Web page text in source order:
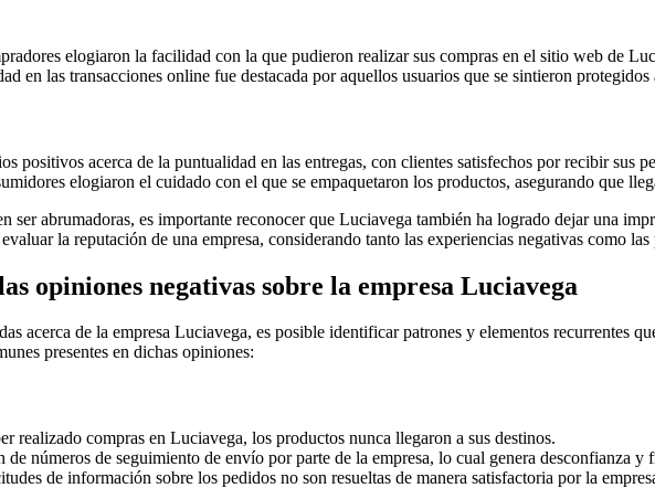
elogiaron la facilidad con la que pudieron realizar sus compras en el sitio web de
en las transacciones online fue destacada por aquellos usuarios que se sintieron
positivos acerca de la puntualidad en las entregas, con clientes satisfechos por recibir sus
elogiaron el cuidado con el que se empaquetaron los productos, asegurando que
ser abrumadoras, es importante reconocer que Luciavega también ha logrado dejar una
la reputación de una empresa, considerando tanto las experiencias negativas como las
opiniones negativas sobre la empresa Luciavega
acerca de la empresa Luciavega, es posible identificar patrones y elementos recurrentes
presentes en dichas opiniones:
realizado compras en Luciavega, los productos nunca llegaron a sus destinos.
números de seguimiento de envío por parte de la empresa, lo cual genera desconfianza y
de información sobre los pedidos no son resueltas de manera satisfactoria por la